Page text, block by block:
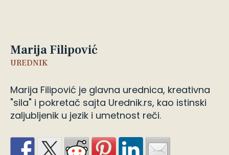
Marija Filipović
UREDNIK
Marija Filipović je glavna urednica, kreativna
"sila" i pokretač sajta Urednik.rs, kao istinski
zaljubljenik u jezik i umetnost reči.